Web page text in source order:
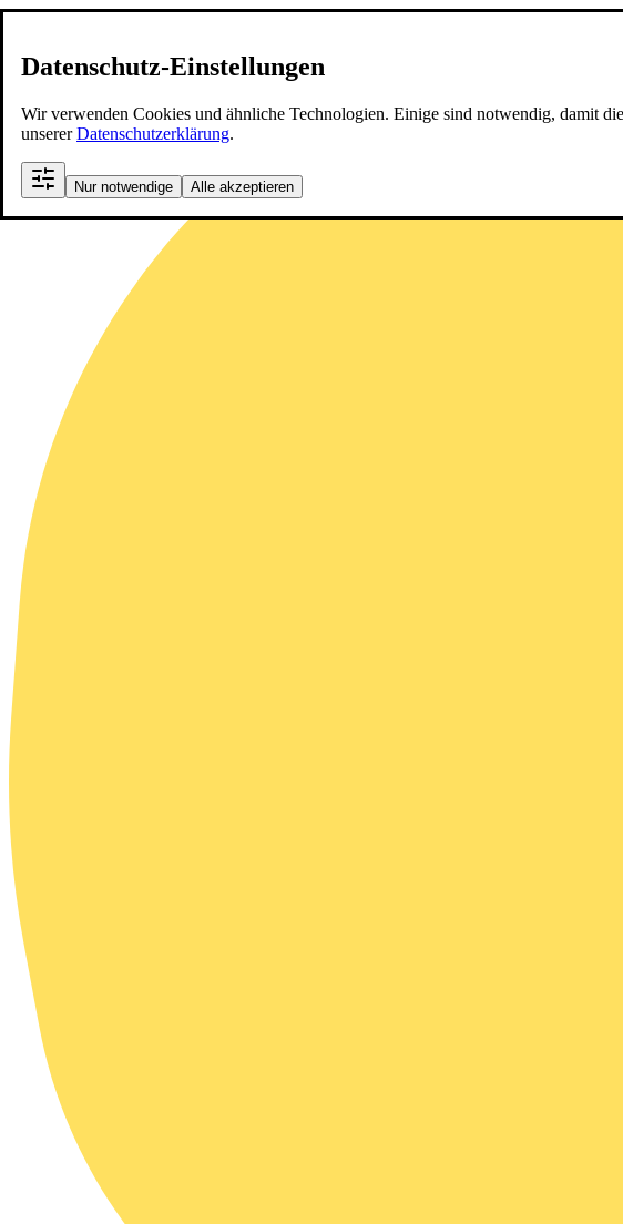
Datenschutz-Einstellungen
Wir verwenden Cookies und ähnliche Technologien. Einige sind notwendig, damit
unsererDatenschutzerklärung.
Nur notwendige Alle akzeptieren